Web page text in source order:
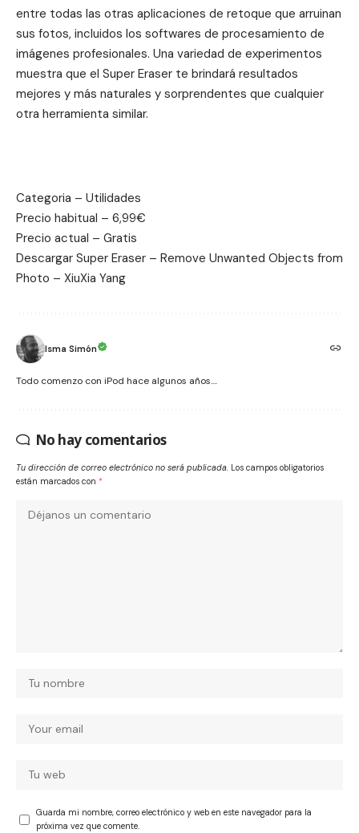
entre todas las otras aplicaciones de retoque que arruinan
sus fotos, incluidos los softwares de procesamiento de
imágenes profesionales. Una variedad de experimentos
muestra que el Super Eraser te brindará resultados
mejores y más naturales y sorprendentes que cualquier
otra herramienta similar.
Categoria – Utilidades
Precio habitual – 6,99€
Precio actual – Gratis
Descargar Super Eraser – Remove Unwanted Objects from
Photo – XiuXia Yang
Isma Simón
Todo comenzo con iPod hace algunos años....
No hay comentarios
Tu dirección de correo electrónico no será publicada. Los campos obligatorios
están marcados con *
Guarda mi nombre, correo electrónico y web en este navegador para la
próxima vez que comente.